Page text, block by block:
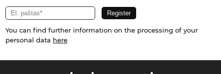
You can find further information on the processing of your
personal data here